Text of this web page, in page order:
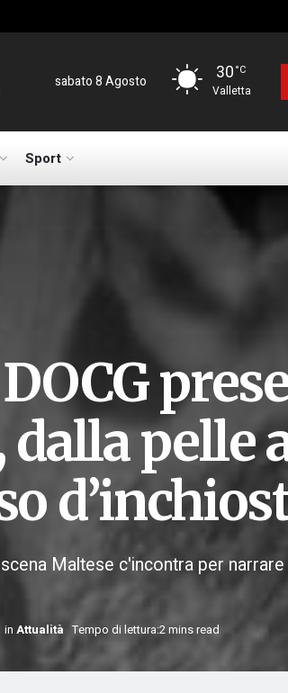
sabato 8 Agosto 30°C
Valletta
Sport
pelle
Maltese c'incontra per
in Attualità Tempo di lettura:2 mins read